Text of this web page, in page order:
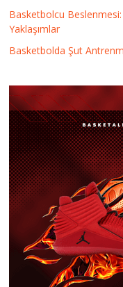
Basketbolcu
Yaklaşımlar
Basketbolda Şut